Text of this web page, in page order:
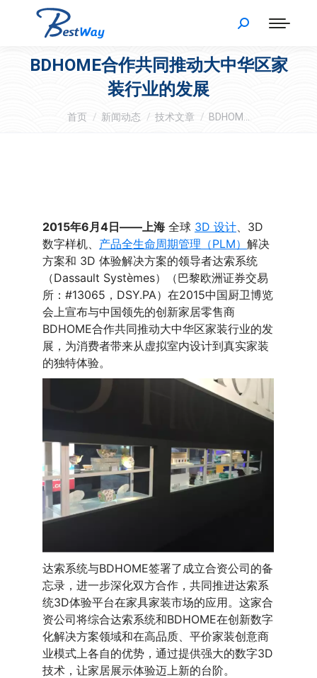
BDHOME合作共同推动大中华区家
装行业的发展
您在这里：
首页 新闻动态 技术文章 BDHOM…
2015年6月4日——上海 全球 3D 设计、3D
数字样机、 产品全生命周期管理（PLM） 解决
方案和 3D 体验解决方案的领导者达索系统
（Dassault Systèmes）（巴黎欧洲证券交易
所：#13065，DSY.PA）在2015中国厨卫博览
会上宣布与中国领先的创新家居零售商
BDHOME合作共同推动大中华区家装行业的发
展，为消费者带来从虚拟室内设计到真实家装
的独特体验。
达索系统与BDHOME签署了成立合资公司的备
忘录，进一步深化双方合作，共同推进达索系
统3D体验平台在家具家装市场的应用。这家合
资公司将综合达索系统和BDHOME在创新数字
化解决方案领域和在高品质、平价家装创意商
业模式上各自的优势，通过提供强大的数字3D
技术，让家居展示体验迈上新的台阶。